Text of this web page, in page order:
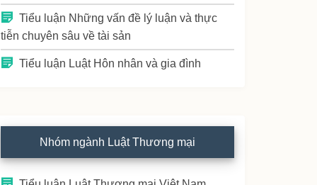
Tiểu luận Những vấn đề lý luận và thực
tiễn chuyên sâu về tài sản
Tiểu luận Luật Hôn nhân và gia đình
Nhóm ngành Luật Thương mại